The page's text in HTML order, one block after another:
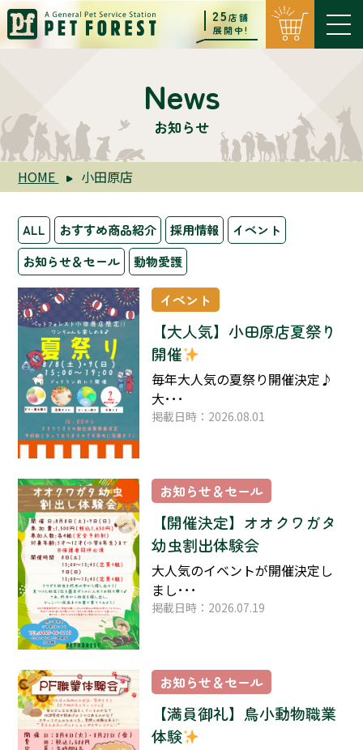
25店舗
展開中!
News
お知らせ
HOME 小田原店
ALL おすすめ商品紹介 採用情報
イベント
お知らせ＆セール
動物愛護
イベント
【大人気】小田原店夏祭り
開催
毎年大人気の夏祭り開催決定♪
大･･･
掲載日時：2026.08.01
お知らせ＆セール
【開催決定】オオクワガタ
幼虫割出体験会
大人気のイベントが開催決定し
まし･･･
掲載日時：2026.07.19
お知らせ＆セール
【満員御礼】鳥小動物職業
体験